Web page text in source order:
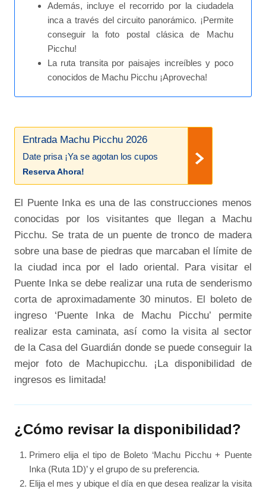
Además, incluye el recorrido por la ciudadela
inca a través del circuito panorámico. ¡Permite
conseguir la foto postal clásica de Machu
Picchu!
La ruta transita por paisajes increíbles y poco
conocidos de Machu Picchu ¡Aprovecha!
Entrada Machu Picchu 2026
Date prisa ¡Ya se agotan los cupos
Reserva Ahora!
El Puente Inka es una de las construcciones menos
conocidas por los visitantes que llegan a Machu
Picchu. Se trata de un puente de tronco de madera
sobre una base de piedras que marcaban el límite de
la ciudad inca por el lado oriental. Para visitar el
Puente Inka se debe realizar una ruta de senderismo
corta de aproximadamente 30 minutos. El boleto de
ingreso ‘Puente Inka de Machu Picchu’ permite
realizar esta caminata, así como la visita al sector
de la Casa del Guardián donde se puede conseguir la
mejor foto de Machupicchu. ¡La disponibilidad de
ingresos es limitada!
¿Cómo revisar la disponibilidad?
Primero elija el tipo de Boleto ‘Machu Picchu + Puente
Inka (Ruta 1D)’ y el grupo de su preferencia.
Elija el mes y ubique el día en que desea realizar la visita